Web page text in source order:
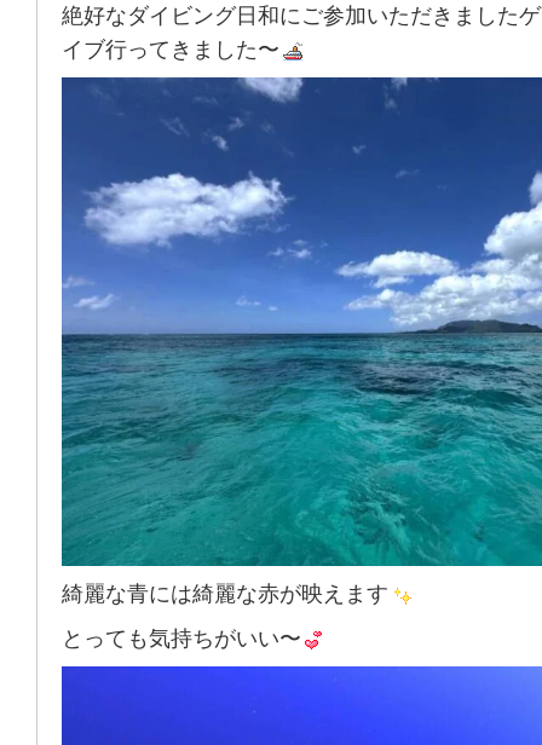
絶好なダイビング日和にご参加いただきました
イブ行ってきました〜
綺麗な青には綺麗な赤が映えます
とっても気持ちがいい〜